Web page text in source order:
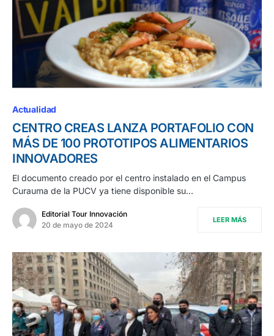
Actualidad
CENTRO CREAS LANZA PORTAFOLIO CON
MÁS DE 100 PROTOTIPOS ALIMENTARIOS
INNOVADORES
El documento creado por el centro instalado en el Campus
Curauma de la PUCV ya tiene disponible su…
Editorial Tour Innovación
20 de mayo de 2024
LEER MÁS